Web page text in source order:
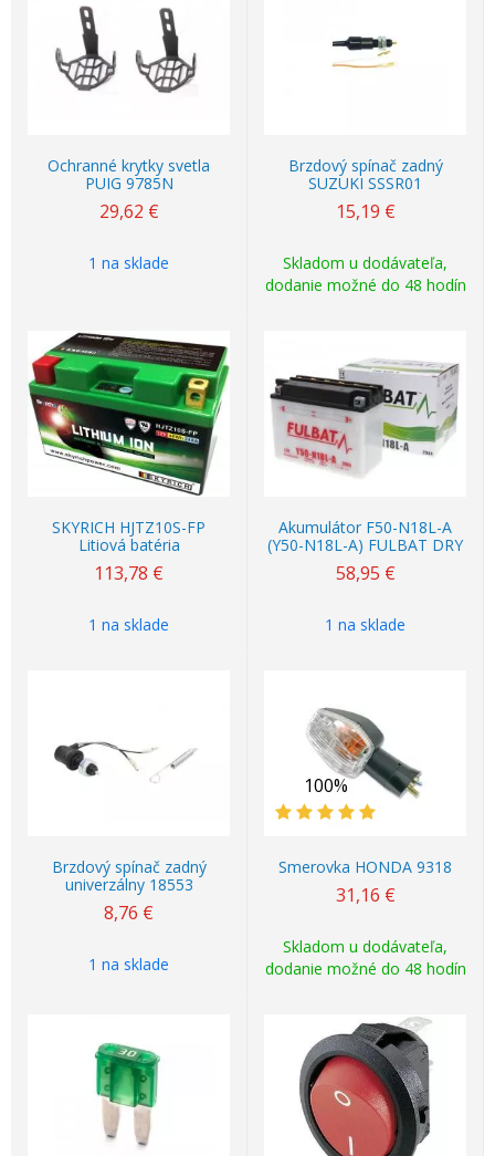
Ochranné krytky svetla
PUIG 9785N
29,62 €
1 na sklade
Brzdový spínač zadný
SUZUKI SSSR01
15,19 €
Skladom u dodávateľa,
dodanie možné do 48 hodín
SKYRICH HJTZ10S-FP
Litiová batéria
113,78 €
1 na sklade
Akumulátor F50-N18L-A
(Y50-N18L-A) FULBAT DRY
58,95 €
1 na sklade
Brzdový spínač zadný
univerzálny 18553
8,76 €
1 na sklade
100%
Smerovka HONDA 9318
31,16 €
Skladom u dodávateľa,
dodanie možné do 48 hodín